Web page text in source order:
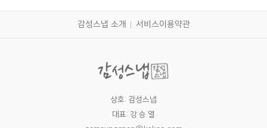
감성스냅 소개 서비스이용약관
상호: 감성스냅
대표: 강 승 열